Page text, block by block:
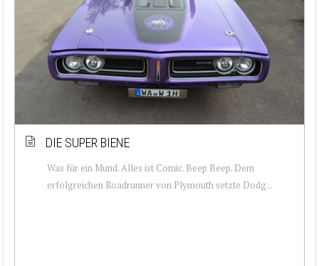
DIE SUPER BIENE
Was für ein Mund. Alles ist Comic. Beep Beep. Dem
erfolgreichen Roadrunner von Plymouth setzte Dodg...